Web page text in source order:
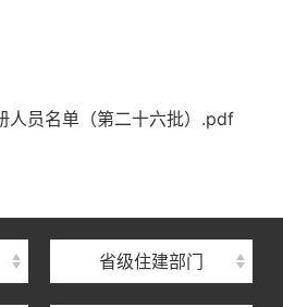
人员名单（第二十六批）.pdf
省级住建部门
湖北省住建厅机关后勤服务中心
湖北省建设工程质量安全监督总站